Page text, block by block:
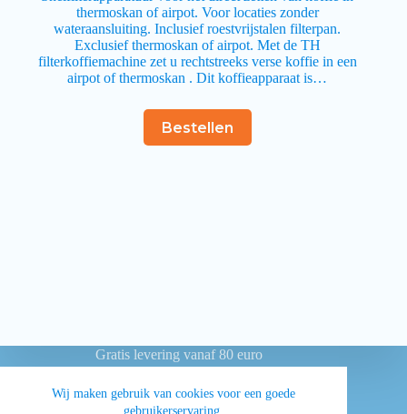
Wij maken gebruik van cookies voor een goede
gebruikerservaring.
thermoskan of airpot. Voor locaties zonder
wateraansluiting. Inclusief roestvrijstalen filterpan.
Exclusief thermoskan of airpot. Met de TH
filterkoffiemachine zet u rechtstreeks verse koffie in een
airpot of thermoskan . Dit koffieapparaat is…
Bestellen
Gratis levering vanaf 80 euro